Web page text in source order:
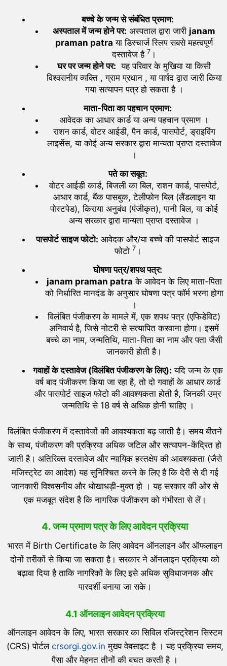
बच्चे के जन्म से संबंधित प्रमाण:
अस्पताल में जन्म होने पर: अस्पताल द्वारा जारी janam
praman patra या डिस्चार्ज स्लिप सबसे महत्वपूर्ण
दस्तावेज है 7 ।
घर पर जन्म होने पर: यह परिवार के मुखिया या किसी
विश्वसनीय व्यक्ति , ग्राम प्रधान , या पार्षद द्वारा जारी किया
गया सत्यापन पत्र हो सकता है ।
माता-पिता का पहचान प्रमाण:
आवेदक का आधार कार्ड या अन्य पहचान प्रमाण ।
राशन कार्ड, वोटर आईडी, पैन कार्ड, पासपोर्ट, ड्राइविंग
लाइसेंस, या कोई अन्य सरकार द्वारा मान्यता प्राप्त दस्तावेज
।
पते का सबूत:
वोटर आईडी कार्ड, बिजली का बिल, राशन कार्ड, पासपोर्ट,
आधार कार्ड, बैंक पासबुक, टेलीफोन बिल (लैंडलाइन या
पोस्टपेड), किराया अनुबंध (पंजीकृत), पानी बिल, या कोई
अन्य सरकार द्वारा मान्यता प्राप्त दस्तावेज ।
पासपोर्ट साइज फोटो: आवेदक और/या बच्चे की पासपोर्ट साइज
फोटो 7 ।
घोषणा पत्र/शपथ पत्र:
janam praman patra के आवेदन के लिए माता-पिता
को निर्धारित मानदंड के अनुसार घोषणा पत्र फॉर्म भरना होगा
।
विलंबित पंजीकरण के मामले में, एक शपथ पत्र (एफिडेविट)
अनिवार्य है, जिसे नोटरी से सत्यापित करवाना होगा। इसमें
बच्चे का नाम, जन्मतिथि, माता-पिता का नाम और पता जैसी
जानकारी होती है।
गवाहों के दस्तावेज (विलंबित पंजीकरण के लिए): यदि जन्म के एक
वर्ष बाद पंजीकरण किया जा रहा है, तो दो गवाहों के आधार कार्ड
और पासपोर्ट साइज फोटो की आवश्यकता होती है, जिनकी उम्र
जन्मतिथि से 18 वर्ष से अधिक होनी चाहिए ।
विलंबित पंजीकरण में दस्तावेजों की आवश्यकता बढ़ जाती है। समय बीतने
के साथ, पंजीकरण की प्रक्रिया अधिक जटिल और सत्यापन-केंद्रित हो
जाती है। अतिरिक्त दस्तावेज और न्यायिक हस्तक्षेप की आवश्यकता (जैसे
मजिस्ट्रेट का आदेश) यह सुनिश्चित करने के लिए है कि देरी से दी गई
जानकारी विश्वसनीय और धोखाधड़ी-मुक्त हो । यह सरकार की ओर से
एक मजबूत संदेश है कि नागरिक पंजीकरण को गंभीरता से लें।
4.जन्म प्रमाण पत्र के लिए आवेदन प्रक्रिया
भारत में Birth Certificate के लिए आवेदन ऑनलाइन और ऑफलाइन
दोनों तरीकों से किया जा सकता है। सरकार ने ऑनलाइन प्रक्रिया को
बढ़ावा दिया है ताकि नागरिकों के लिए इसे अधिक सुविधाजनक और
पारदर्शी बनाया जा सके।
4.1 ऑनलाइन आवेदन प्रक्रिया
ऑनलाइन आवेदन के लिए, भारत सरकार का सिविल रजिस्ट्रेशन सिस्टम
(CRS) पोर्टल crsorgi.gov.inमुख्य वेबसाइट है । यह प्रक्रिया समय,
पैसा और मेहनत तीनों की बचत करती है ।